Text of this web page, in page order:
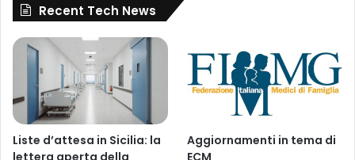
Recent Tech News
Liste d’attesa in Sicilia: la
Aggiornamenti in tema di